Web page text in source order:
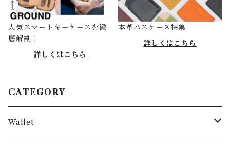
人気スマートキーケースを徹
底解剖！
詳しくはこちら
本革パスケース特集
詳しくはこちら
CATEGORY
Wallet